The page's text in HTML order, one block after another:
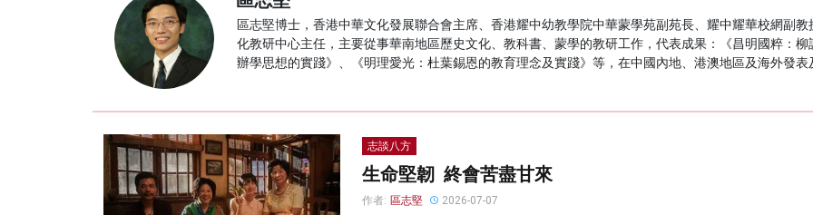
區志堅博士，香港中華文化發展聯合會主席、香港耀中幼教學院中華蒙學苑副苑長、耀中耀華校網副
化教研中心主任，主要從事華南地區歷史文化、教科書、蒙學的教研工作，代表成果：《昌明國粹：
辦學思想的實踐》、《明理愛光：杜葉錫恩的教育理念及實踐》等，在中國內地、港澳地區及海外發
志談八方
生命堅韌 終會苦盡甘來
作者: 區志堅 2026-07-07